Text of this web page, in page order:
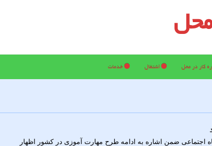
كار در محل اشتغال خدمات
اجتماعی ضمن اشاره به ادامه طرح مهارت آموزی در کشور اظهار